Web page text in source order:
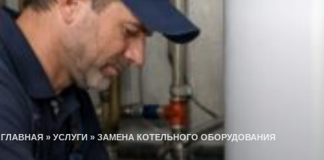
ГЛАВНАЯ » УСЛУГИ » ЗАМЕНА КОТЕЛЬНОГО ОБОРУДОВАНИЯ